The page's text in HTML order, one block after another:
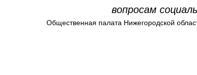
вопросам
Общественная палата Нижегородской